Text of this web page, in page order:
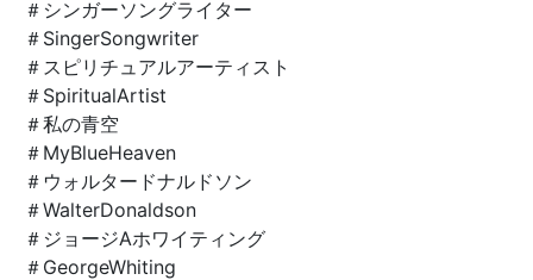
＃シンガーソングライター
＃SingerSongwriter
＃スピリチュアルアーティスト
＃SpiritualArtist
＃私の青空
＃MyBlueHeaven
＃ウォルタードナルドソン
＃WalterDonaldson
＃ジョージAホワイティング
＃GeorgeWhiting